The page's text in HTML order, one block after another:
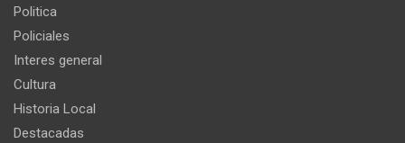
Politica
Policiales
Interes general
Cultura
Historia Local
Destacadas